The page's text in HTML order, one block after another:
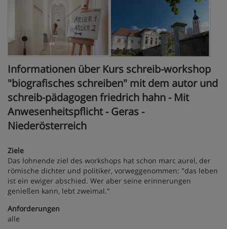
Informationen über Kurs schreib-workshop
"biografisches schreiben" mit dem autor und
schreib-pädagogen friedrich hahn - Mit
Anwesenheitspflicht - Geras -
Niederösterreich
Ziele
Das lohnende ziel des workshops hat schon marc aurel, der
römische dichter und politiker, vorweggenommen: "das leben
ist ein ewiger abschied. Wer aber seine erinnerungen
genießen kann, lebt zweimal."
Anforderungen
alle